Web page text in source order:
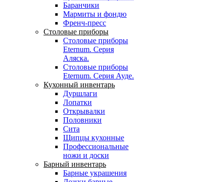
Баранчики
Мармиты и фондю
Френч-пресс
Столовые приборы
Столовые приборы
Eternum. Серия
Аляска.
Столовые приборы
Eternum. Серия Ауде.
Кухонный инвентарь
Дуршлаги
Лопатки
Открывалки
Половники
Сита
Щипцы кухонные
Профессиональные
ножи и доски
Барный инвентарь
Барные украшения